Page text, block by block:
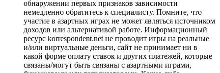
обнаружении первых признаков зависимости
немедленно обратитесь к специалисту. Помните, что
участие в азартных играх не может являться источником
доходов или альтернативой работе. Информационный
ресурс korrespondent.net не проводит игры на реальные
и/или виртуальные деньги, сайт не принимает ни в
какой форме оплату ставок и других платежей, которые
связаны/могут быть связаны с азартными играми,